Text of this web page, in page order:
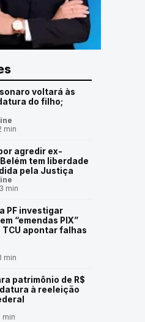
voltará às
do filho;
min
agredir ex-
tem liberdade
pela Justiça
min
PF investigar
“emendas PIX”
apontar falhas
min
patrimônio de R$
à reeleição
min